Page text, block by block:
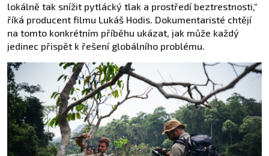
lokálně tak snížit pytlácký tlak a prostředí beztrestnosti,“
říká producent filmu Lukáš Hodis. Dokumentaristé chtějí
na tomto konkrétním příběhu ukázat, jak může každý
jedinec přispět k řešení globálního problému.